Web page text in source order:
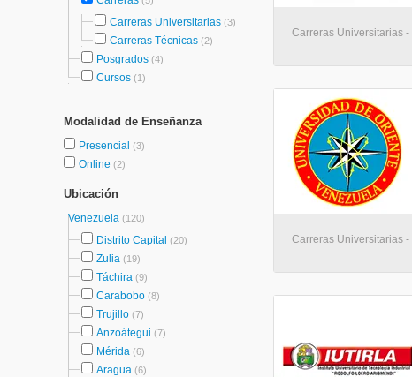
Carreras Universitarias (3)
Carreras Técnicas (2)
Posgrados (4)
Cursos (1)
Modalidad de Enseñanza
Presencial (3)
Online (2)
Ubicación
Venezuela (120)
Distrito Capital (20)
Zulia (19)
Táchira (9)
Carabobo (8)
Trujillo (7)
Anzoátegui (7)
Mérida (6)
Aragua (6)
Carreras Universitarias -
Carreras Universitarias